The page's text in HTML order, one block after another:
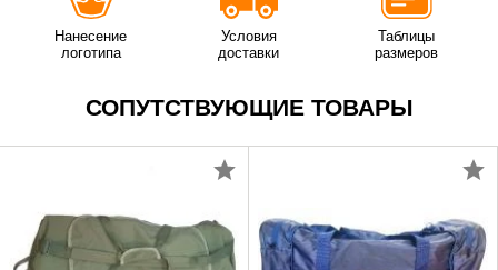
Нанесение
логотипа
Условия
доставки
Таблицы
размеров
СОПУТСТВУЮЩИЕ ТОВАРЫ